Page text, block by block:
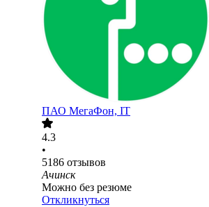
ПАО МегаФон, IT
4.3
•
5186 отзывов
Ачинск
Можно без резюме
Откликнуться